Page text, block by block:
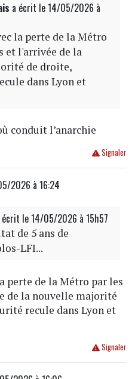
a écrit le 14/05/2026 à
la perte de la Métro
et l'arrivée de la
de droite,
dans Lyon et
conduit l’anarchie
Signaler
2026 à 16:24
le 14/05/2026 à 15h57
de 5 ans de
LFI...
perte de la Métro par les
de la nouvelle majorité
recule dans Lyon et
Signaler